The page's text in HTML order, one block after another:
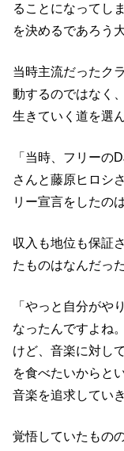
ることになってし
を決めるであろう
当時主流だったク
動するのではなく
生きていく道を選
「当時、フリーの
さんと藤原ヒロシ
リー宣言をしたの
収入も地位も保証
たものはなんだっ
「やっと自分がや
なったんですよね
けど、音楽に対し
を食べたいからと
音楽を追求してい
覚悟していたもの